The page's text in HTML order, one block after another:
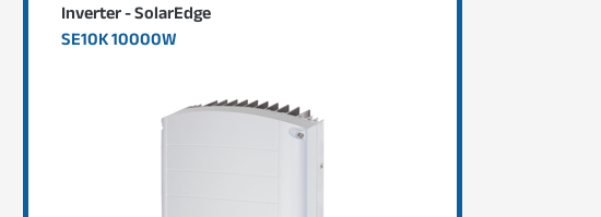
Inverter - SolarEdge
SE10K 10000W